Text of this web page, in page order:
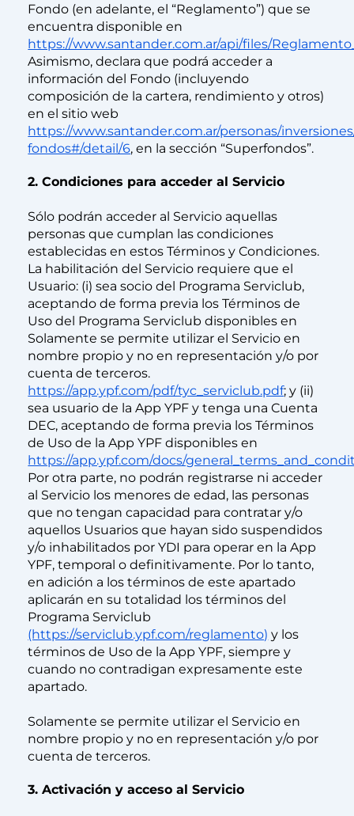
Fondo (en adelante, el “Reglamento”) que se
encuentra disponible en
https://www.santander.com.ar/api/files/
Asimismo, declara que podrá acceder a
información del Fondo (incluyendo
composición de la cartera, rendimiento y otros)
en el sitio web
https://www.santander.com.ar/personas/
fondos#/detail/6, en la sección “Superfondos”.
2. Condiciones para acceder al Servicio
Sólo podrán acceder al Servicio aquellas
personas que cumplan las condiciones
establecidas en estos Términos y Condiciones.
La habilitación del Servicio requiere que el
Usuario: (i) sea socio del Programa Serviclub,
aceptando de forma previa los Términos de
Uso del Programa Serviclub disponibles en
Solamente se permite utilizar el Servicio en
nombre propio y no en representación y/o por
cuenta de terceros.
https://app.ypf.com/pdf/tyc_serviclub.pdf; y (ii)
sea usuario de la App YPF y tenga una Cuenta
DEC, aceptando de forma previa los Términos
de Uso de la App YPF disponibles en
https://app.ypf.com/docs/
Por otra parte, no podrán registrarse ni acceder
al Servicio los menores de edad, las personas
que no tengan capacidad para contratar y/o
aquellos Usuarios que hayan sido suspendidos
y/o inhabilitados por YDI para operar en la App
YPF, temporal o definitivamente. Por lo tanto,
en adición a los términos de este apartado
aplicarán en su totalidad los términos del
Programa Serviclub
(https://serviclub.ypf.com/reglamento) y los
términos de Uso de la App YPF, siempre y
cuando no contradigan expresamente este
apartado.
Solamente se permite utilizar el Servicio en
nombre propio y no en representación y/o por
cuenta de terceros.
3. Activación y acceso al Servicio